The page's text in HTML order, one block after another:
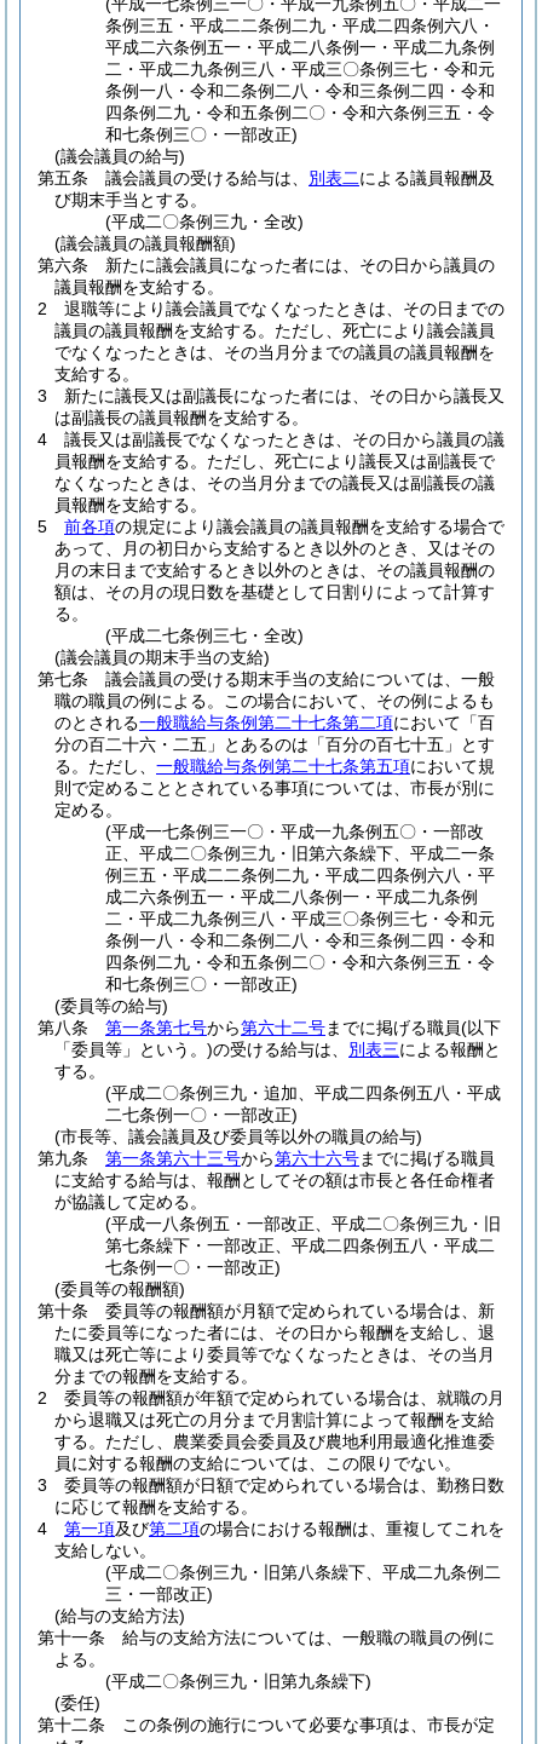
条例三五・平成二二条例二九・平成二四条例六八・
平成二六条例五一・平成二八条例一・平成二九条例
二・平成二九条例三八・平成三〇条例三七・令和元
条例一八・令和二条例二八・令和三条例二四・令和
四条例二九・令和五条例二〇・令和六条例三五・令
和七条例三〇・一部改正)
(議会議員の給与)
第五条
議会議員の受ける給与は、 別表二による議員報酬及
び期末手当とする。
(平成二〇条例三九・全改)
(議会議員の議員報酬額)
第六条
新たに議会議員になった者には、その日から議員の
議員報酬を支給する。
2
退職等により議会議員でなくなったときは、その日までの
議員の議員報酬を支給する。 ただし、死亡により議会議員
でなくなったときは、その当月分までの議員の議員報酬を
支給する。
3
新たに議長又は副議長になった者には、その日から議長又
は副議長の議員報酬を支給する。
4
議長又は副議長でなくなったときは、その日から議員の議
員報酬を支給する。 ただし、死亡により議長又は副議長で
なくなったときは、その当月分までの議長又は副議長の議
員報酬を支給する。
5
前各項の規定により議会議員の議員報酬を支給する場合で
あって、月の初日から支給するとき以外のとき、又はその
月の末日まで支給するとき以外のときは、その議員報酬の
額は、その月の現日数を基礎として日割りによって計算す
る。
(平成二七条例三七・全改)
(議会議員の期末手当の支給)
第七条
議会議員の受ける期末手当の支給については、一般
職の職員の例による。
この場合において、その例によるも
のとされる一般職給与条例第二十七条第二項において「百
分の百二十六・二五」とあるのは「百分の百七十五」とす
る。 ただし、 一般職給与条例第二十七条第五項において規
則で定めることとされている事項については、市長が別に
定める。
(平成一七条例三一〇・平成一九条例五〇・一部改
正、平成二〇条例三九・旧第六条繰下、平成二一条
例三五・平成二二条例二九・平成二四条例六八・平
成二六条例五一・平成二八条例一・平成二九条例
二・平成二九条例三八・平成三〇条例三七・令和元
条例一八・令和二条例二八・令和三条例二四・令和
四条例二九・令和五条例二〇・令和六条例三五・令
和七条例三〇・一部改正)
(委員等の給与)
第八条
第一条第七号から第六十二号までに掲げる職員(以下
「委員等」という。)の受ける給与は、 別表三による報酬と
する。
(平成二〇条例三九・追加、平成二四条例五八・平成
二七条例一〇・一部改正)
(市長等、議会議員及び委員等以外の職員の給与)
第九条
第一条第六十三号から第六十六号までに掲げる職員
に支給する給与は、報酬としてその額は市長と各任命権者
が協議して定める。
(平成一八条例五・一部改正、平成二〇条例三九・旧
第七条繰下・一部改正、平成二四条例五八・平成二
七条例一〇・一部改正)
(委員等の報酬額)
第十条
委員等の報酬額が月額で定められている場合は、新
たに委員等になった者には、その日から報酬を支給し、退
職又は死亡等により委員等でなくなったときは、その当月
分までの報酬を支給する。
2
委員等の報酬額が年額で定められている場合は、就職の月
から退職又は死亡の月分まで月割計算によって報酬を支給
する。 ただし、農業委員会委員及び農地利用最適化推進委
員に対する報酬の支給については、この限りでない。
3
委員等の報酬額が日額で定められている場合は、勤務日数
に応じて報酬を支給する。
4
第一項及び第二項の場合における報酬は、重複してこれを
支給しない。
(平成二〇条例三九・旧第八条繰下、平成二九条例二
三・一部改正)
(給与の支給方法)
第十一条
給与の支給方法については、一般職の職員の例に
よる。
(平成二〇条例三九・旧第九条繰下)
(委任)
第十二条
この条例の施行について必要な事項は、市長が定